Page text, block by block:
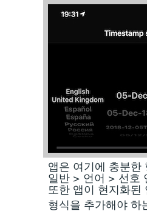
앱은 여기에 충분한
일반 > 언어 > 선호
또한 앱이 현지화된
형식을 추가해야 하